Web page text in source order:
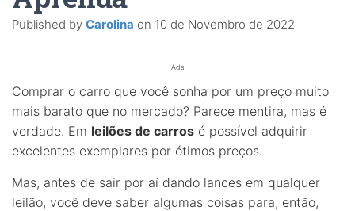
Published by Carolina on 10 de Novembro de 2022
Ads
Comprar o carro que você sonha por um preço muito
mais barato que no mercado? Parece mentira, mas é
verdade. Em leilões de carros é possível adquirir
excelentes exemplares por ótimos preços.
Mas, antes de sair por aí dando lances em qualquer
leilão, você deve saber algumas coisas para, então,